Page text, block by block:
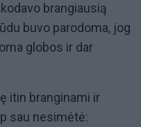
brangiausią
buvo parodoma, jog
globos ir dar
itin branginami ir
sau nesimėtė: